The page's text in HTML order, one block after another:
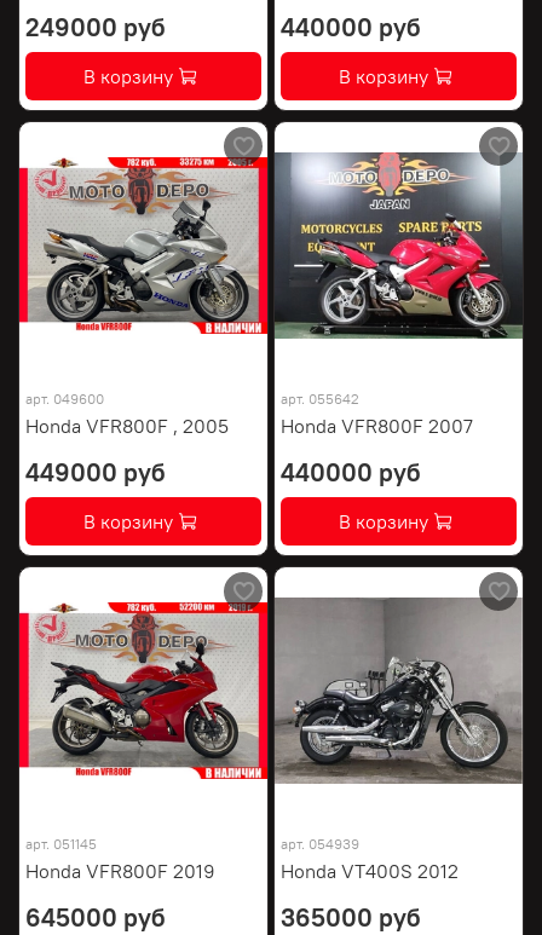
249000 руб
В корзину
440000 руб
В корзину
арт. 049600
Honda VFR800F , 2005
449000 руб
В корзину
арт. 055642
Honda VFR800F 2007
440000 руб
В корзину
арт. 051145
Honda VFR800F 2019
645000 руб
арт. 054939
Honda VT400S 2012
365000 руб